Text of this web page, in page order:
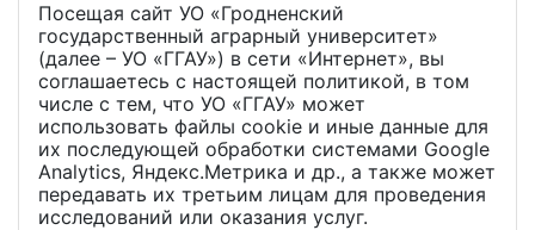
Посещая сайт УО «Гродненский
государственный аграрный университет»
(далее – УО «ГГАУ») в сети «Интернет», вы
соглашаетесь с настоящей политикой, в том
числе с тем, что УО «ГГАУ» может
использовать файлы cookie и иные данные для
их последующей обработки системами Google
Analytics, Яндекс.Метрика и др., а также может
передавать их третьим лицам для проведения
исследований или оказания услуг.